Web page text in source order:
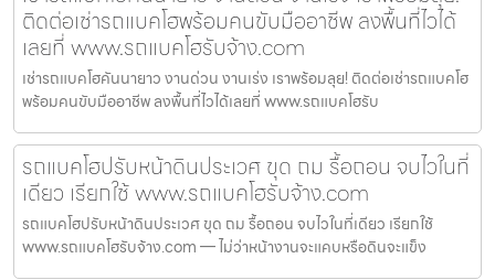
ติดต่อเช่ารถแบคโฮพร้อมคนขับมืออาชีพ ลงพื้นที่ไวได้
เลยที่ www.รถแบคโฮรับจ้าง.com
เช่ารถแบคโฮคันนายาว งานด่วน งานเร่ง เราพร้อมลุย! ติดต่อเช่ารถแบคโฮ
พร้อมคนขับมืออาชีพ ลงพื้นที่ไวได้เลยที่ www.รถแบคโฮรับ
รถแบคโฮปรับหน้าดินประเวศ ขุด ถม รื้อถอน จบไวในที่
เดียว เรียกใช้ www.รถแบคโฮรับจ้าง.com
รถแบคโฮปรับหน้าดินประเวศ ขุด ถม รื้อถอน จบไวในที่เดียว เรียกใช้
www.รถแบคโฮรับจ้าง.com — ไม่ว่าหน้างานจะแคบหรือดินจะแข็ง